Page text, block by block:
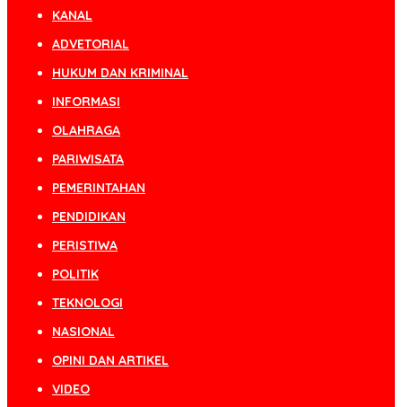
KANAL
ADVETORIAL
HUKUM DAN KRIMINAL
INFORMASI
OLAHRAGA
PARIWISATA
PEMERINTAHAN
PENDIDIKAN
PERISTIWA
POLITIK
TEKNOLOGI
NASIONAL
OPINI DAN ARTIKEL
VIDEO